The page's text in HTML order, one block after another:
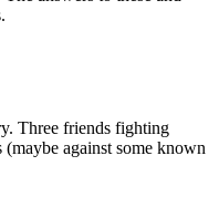
Three friends fighting
against some known